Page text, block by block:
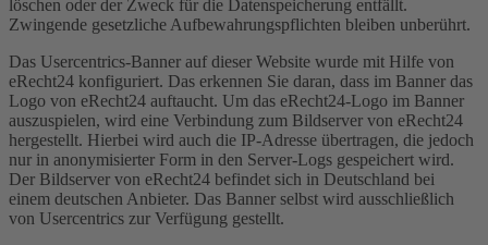
löschen oder der Zweck für die Datenspeicherung entfällt.
Zwingende gesetzliche Aufbewahrungspflichten bleiben unberührt.
Das Usercentrics-Banner auf dieser Website wurde mit Hilfe von
eRecht24 konfiguriert. Das erkennen Sie daran, dass im Banner das
Logo von eRecht24 auftaucht. Um das eRecht24-Logo im Banner
auszuspielen, wird eine Verbindung zum Bildserver von eRecht24
hergestellt. Hierbei wird auch die IP-Adresse übertragen, die jedoch
nur in anonymisierter Form in den Server-Logs gespeichert wird.
Der Bildserver von eRecht24 befindet sich in Deutschland bei
einem deutschen Anbieter. Das Banner selbst wird ausschließlich
von Usercentrics zur Verfügung gestellt.